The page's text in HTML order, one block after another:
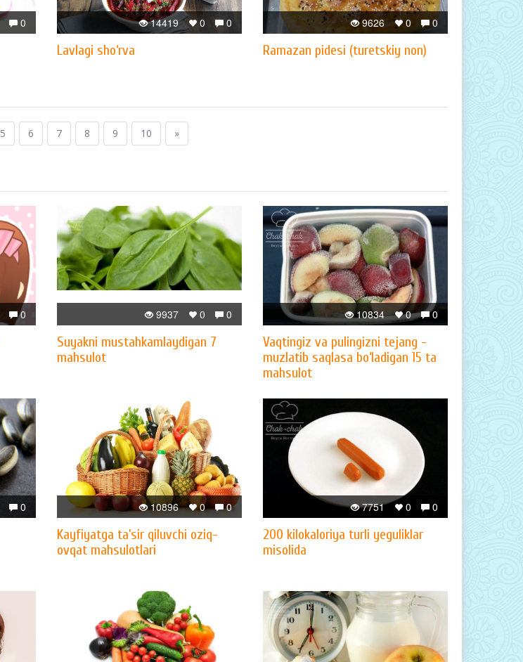
0 0
0
14419
Lavlagi sho‘rva
0
0
9626
Ramazan pidesi (turetskiy non)
5 6 7 8 9 10 »
0 0
0
9937
Suyakni mustahkamlaydigan 7
mahsulot
0
0
10834
Vaqtingiz va pulingizni tejang -
muzlatib saqlasa bo‘ladigan 15 ta
mahsulot
0 0
0
10896
Kayfiyatga ta’sir qiluvchi oziq-
ovqat mahsulotlari
0
0
7751
200 kilokaloriya turli yeguliklar
misolida